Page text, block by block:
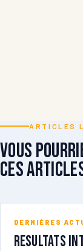
ARTICLES
Vous
ces
DERNIÈRES
RESULTATS